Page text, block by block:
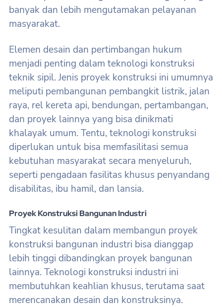
banyak dan lebih mengutamakan pelayanan
masyarakat.
Elemen desain dan pertimbangan hukum
menjadi penting dalam teknologi konstruksi
teknik sipil. Jenis proyek konstruksi ini umumnya
meliputi pembangunan pembangkit listrik, jalan
raya, rel kereta api, bendungan, pertambangan,
dan proyek lainnya yang bisa dinikmati
khalayak umum. Tentu, teknologi konstruksi
diperlukan untuk bisa memfasilitasi semua
kebutuhan masyarakat secara menyeluruh,
seperti pengadaan fasilitas khusus penyandang
disabilitas, ibu hamil, dan lansia.
Proyek Konstruksi Bangunan Industri
Tingkat kesulitan dalam membangun proyek
konstruksi bangunan industri bisa dianggap
lebih tinggi dibandingkan proyek bangunan
lainnya. Teknologi konstruksi industri ini
membutuhkan keahlian khusus, terutama saat
merencanakan desain dan konstruksinya.